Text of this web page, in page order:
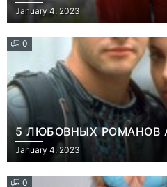
January 4, 2023
0
5 ЛЮБОВНЫХ
January 4, 2023
0